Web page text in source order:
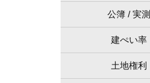
公簿 / 実測
建ぺい率
土地権利